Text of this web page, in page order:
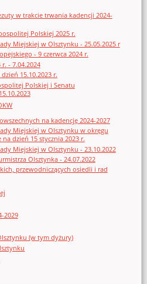
w trakcie trwania kadencji 2024-
Polskiej 2025 r.
Miejskiej w Olsztynku - 25.05.2025 r
- 9 czerwca 2024 r.
- 7.04.2024
15.10.2023 r.
Polskiej i Senatu
na kadencję 2024-2027
Miejskiej w Olsztynku w okręgu
dzień 15 stycznia 2023 r.
Miejskiej w Olsztynku - 23.10.2022
Olsztynka - 24.07.2022
przewodniczących osiedli i rad
2029
(w tym dyżury)